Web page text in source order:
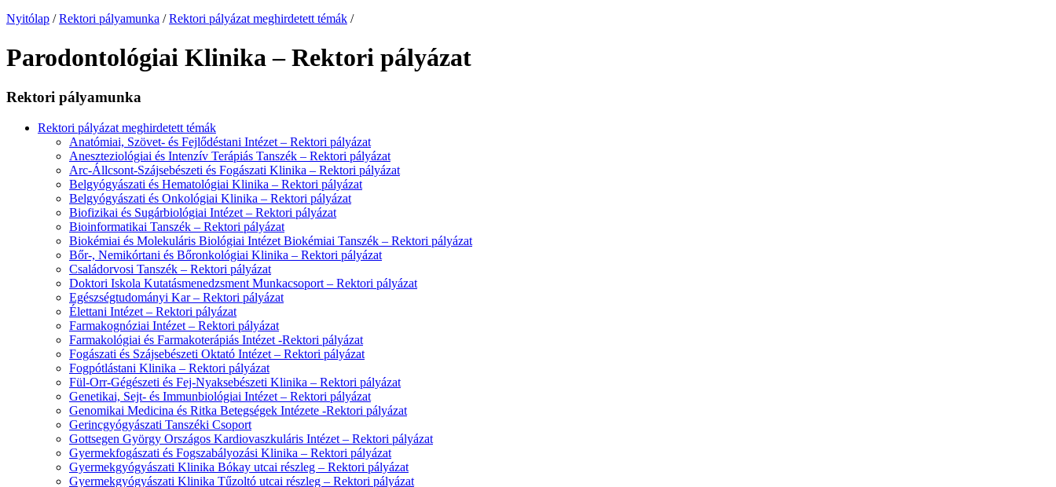
Nyitólap / Rektori pályamunka / Rektori pályázat meghirdetett témák /
Parodontológiai Klinika – Rektori pályázat
Rektori pályamunka
Rektori pályázat meghirdetett témák
Anatómiai, Szövet- és Fejlődéstani Intézet – Rektori pályázat
Aneszteziológiai és Intenzív Terápiás Tanszék – Rektori pályázat
Arc-Állcsont-Szájsebészeti és Fogászati Klinika – Rektori pályázat
Belgyógyászati és Hematológiai Klinika – Rektori pályázat
Belgyógyászati és Onkológiai Klinika – Rektori pályázat
Biofizikai és Sugárbiológiai Intézet – Rektori pályázat
Bioinformatikai Tanszék – Rektori pályázat
Biokémiai és Molekuláris Biológiai Intézet Biokémiai Tanszék – Rektori pályázat
Bőr-, Nemikórtani és Bőronkológiai Klinika – Rektori pályázat
Családorvosi Tanszék – Rektori pályázat
Doktori Iskola Kutatásmenedzsment Munkacsoport – Rektori pályázat
Egészségtudományi Kar – Rektori pályázat
Élettani Intézet – Rektori pályázat
Farmakognóziai Intézet – Rektori pályázat
Farmakológiai és Farmakoterápiás Intézet -Rektori pályázat
Fogászati és Szájsebészeti Oktató Intézet – Rektori pályázat
Fogpótlástani Klinika – Rektori pályázat
Fül-Orr-Gégészeti és Fej-Nyaksebészeti Klinika – Rektori pályázat
Genetikai, Sejt- és Immunbiológiai Intézet – Rektori pályázat
Genomikai Medicina és Ritka Betegségek Intézete -Rektori pályázat
Gerincgyógyászati Tanszéki Csoport
Gottsegen György Országos Kardiovaszkuláris Intézet – Rektori pályázat
Gyermekfogászati és Fogszabályozási Klinika – Rektori pályázat
Gyermekgyógyászati Klinika Bókay utcai részleg – Rektori pályázat
Gyermekgyógyászati Klinika Tűzoltó utcai részleg – Rektori pályázat